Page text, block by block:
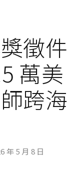
徵件
萬美
跨海
年 5 月 8 日